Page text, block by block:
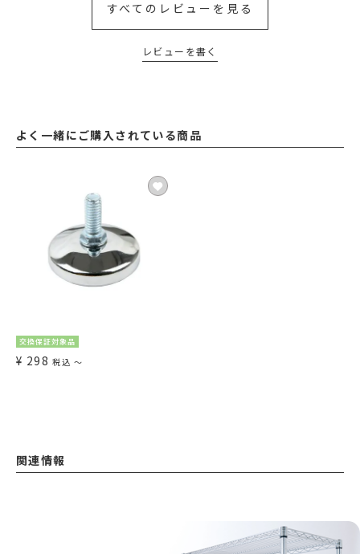
すべてのレビューを見る
レビューを書く
よく一緒にご購入されている商品
交換保証対象品
¥ 298 税込 〜
関連情報